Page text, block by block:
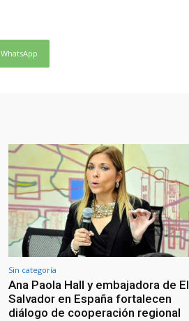
WhatsApp
Sin categoría
Ana Paola Hall y embajadora de El
Salvador en España fortalecen
diálogo de cooperación regional